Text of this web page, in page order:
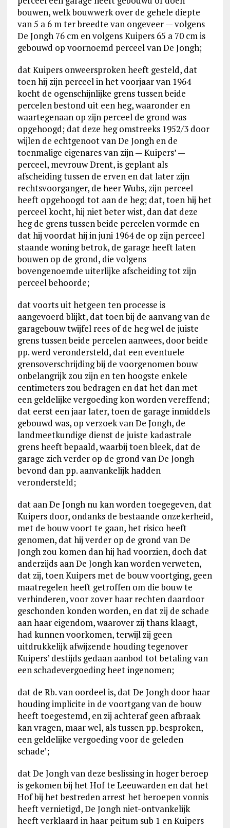
bouwen, welk bouwwerk over de gehele diepte
van 5 a 6 m ter breedte van ongeveer — volgens
De Jongh 76 cm en volgens Kuipers 65 a 70 cm is
gebouwd op voornoemd perceel van De Jongh;
dat Kuipers onweersproken heeft gesteld, dat
toen hij zijn perceel in het voorjaar van 1964
kocht de ogenschijnlijke grens tussen beide
percelen bestond uit een heg, waaronder en
waartegenaan op zijn perceel de grond was
opgehoogd; dat deze heg omstreeks 1952/3 door
wijlen de echtgenoot van De Jongh en de
toenmalige eigenares van zijn — Kuipers’ —
perceel, mevrouw Drent, is geplant als
afscheiding tussen de erven en dat later zijn
rechtsvoorganger, de heer Wubs, zijn perceel
heeft opgehoogd tot aan de heg; dat, toen hij het
perceel kocht, hij niet beter wist, dan dat deze
heg de grens tussen beide percelen vormde en
dat hij voordat hij in juni 1964 de op zijn perceel
staande woning betrok, de garage heeft laten
bouwen op de grond, die volgens
bovengenoemde uiterlijke afscheiding tot zijn
perceel behoorde;
dat voorts uit hetgeen ten processe is
aangevoerd blijkt, dat toen bij de aanvang van de
garagebouw twijfel rees of de heg wel de juiste
grens tussen beide percelen aanwees, door beide
pp. werd verondersteld, dat een eventuele
grensoverschrijding bij de voorgenomen bouw
onbelangrijk zou zijn en ten hoogste enkele
centimeters zou bedragen en dat het dan met
een geldelijke vergoeding kon worden vereffend;
dat eerst een jaar later, toen de garage inmiddels
gebouwd was, op verzoek van De Jongh, de
landmeetkundige dienst de juiste kadastrale
grens heeft bepaald, waarbij toen bleek, dat de
garage zich verder op de grond van De Jongh
bevond dan pp. aanvankelijk hadden
verondersteld;
dat aan De Jongh nu kan worden toegegeven, dat
Kuipers door, ondanks de bestaande onzekerheid,
met de bouw voort te gaan, het risico heeft
genomen, dat hij verder op de grond van De
Jongh zou komen dan hij had voorzien, doch dat
anderzijds aan De Jongh kan worden verweten,
dat zij, toen Kuipers met de bouw voortging, geen
maatregelen heeft getroffen om die bouw te
verhinderen, voor zover haar rechten daardoor
geschonden konden worden, en dat zij de schade
aan haar eigendom, waarover zij thans klaagt,
had kunnen voorkomen, terwijl zij geen
uitdrukkelijk afwijzende houding tegenover
Kuipers’ destijds gedaan aanbod tot betaling van
een schadevergoeding heet ingenomen;
dat de Rb. van oordeel is, dat De Jongh door haar
houding implicite in de voortgang van de bouw
heeft toegestemd, en zij achteraf geen afbraak
kan vragen, maar wel, als tussen pp. besproken,
een geldelijke vergoeding voor de geleden
schade’;
dat De Jongh van deze beslissing in hoger beroep
is gekomen bij het Hof te Leeuwarden en dat het
Hof bij het bestreden arrest het beroepen vonnis
heeft vernietigd, De Jongh niet-ontvankelijk
heeft verklaard in haar peitum sub 1 en Kuipers